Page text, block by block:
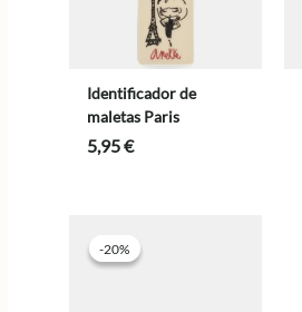
Identificador de
maletas Paris
5,95€
-20%
-20%